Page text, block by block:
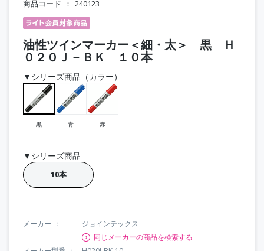
商品コード 240123
油性ツインマーカー＜細・太＞ 黒 Ｈ
０２０Ｊ－ＢＫ １０本
▼シリーズ商品（カラー）
黒 青 赤
▼シリーズ商品
10本
メーカー
ジョインテックス
同じメーカーの商品を検索する